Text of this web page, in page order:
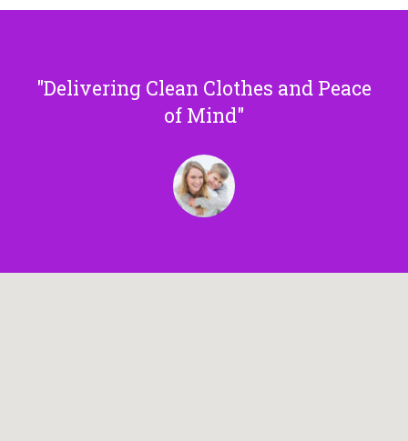
Delivering Clean Clothes and Peace
of Mind